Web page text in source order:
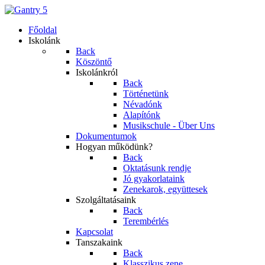
Főoldal
Iskolánk
Back
Köszöntő
Iskolánkról
Back
Történetünk
Névadónk
Alapítónk
Musikschule - Über Uns
Dokumentumok
Hogyan működünk?
Back
Oktatásunk rendje
Jó gyakorlataink
Zenekarok, együttesek
Szolgáltatásaink
Back
Terembérlés
Kapcsolat
Tanszakaink
Back